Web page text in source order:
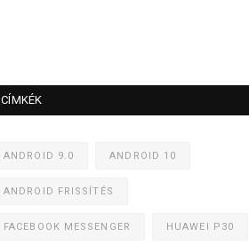
CÍMKÉK
ANDROID 9.0 ANDROID 10
ANDROID FRISSÍTÉS
FACEBOOK MESSENGER HUAWEI P30